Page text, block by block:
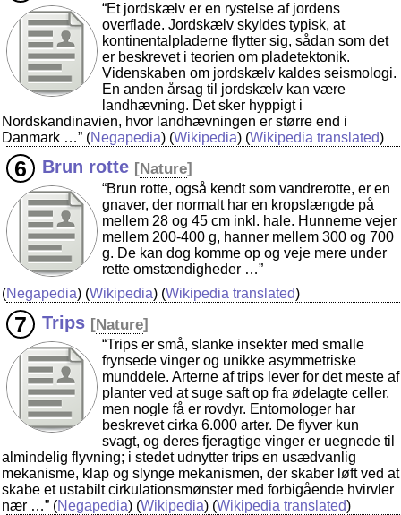
“Et jordskælv er en rystelse af jordens
overflade. Jordskælv skyldes typisk, at
kontinentalpladerne flytter sig, sådan som det
er beskrevet i teorien om pladetektonik.
Videnskaben om jordskælv kaldes seismologi.
En anden årsag til jordskælv kan være
landhævning. Det sker hyppigt i
Nordskandinavien, hvor landhævningen er større end i
Danmark …” (Negapedia) (Wikipedia) (Wikipedia translated)
Brun rotte [Nature]
“Brun rotte, også kendt som vandrerotte, er en
gnaver, der normalt har en kropslængde på
mellem 28 og 45 cm inkl. hale. Hunnerne vejer
mellem 200-400 g, hanner mellem 300 og 700
g. De kan dog komme op og veje mere under
rette omstændigheder …”
(Negapedia) (Wikipedia) (Wikipedia translated)
Trips [Nature]
“Trips er små, slanke insekter med smalle
frynsede vinger og unikke asymmetriske
munddele. Arterne af trips lever for det meste af
planter ved at suge saft op fra ødelagte celler,
men nogle få er rovdyr. Entomologer har
beskrevet cirka 6.000 arter. De flyver kun
svagt, og deres fjeragtige vinger er uegnede til
almindelig flyvning; i stedet udnytter trips en usædvanlig
mekanisme, klap og slynge mekanismen, der skaber løft ved at
skabe et ustabilt cirkulationsmønster med forbigående hvirvler
nær …” (Negapedia) (Wikipedia) (Wikipedia translated)